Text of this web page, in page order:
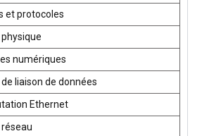
et protocoles
numériques
liaison de données
Ethernet
réseau